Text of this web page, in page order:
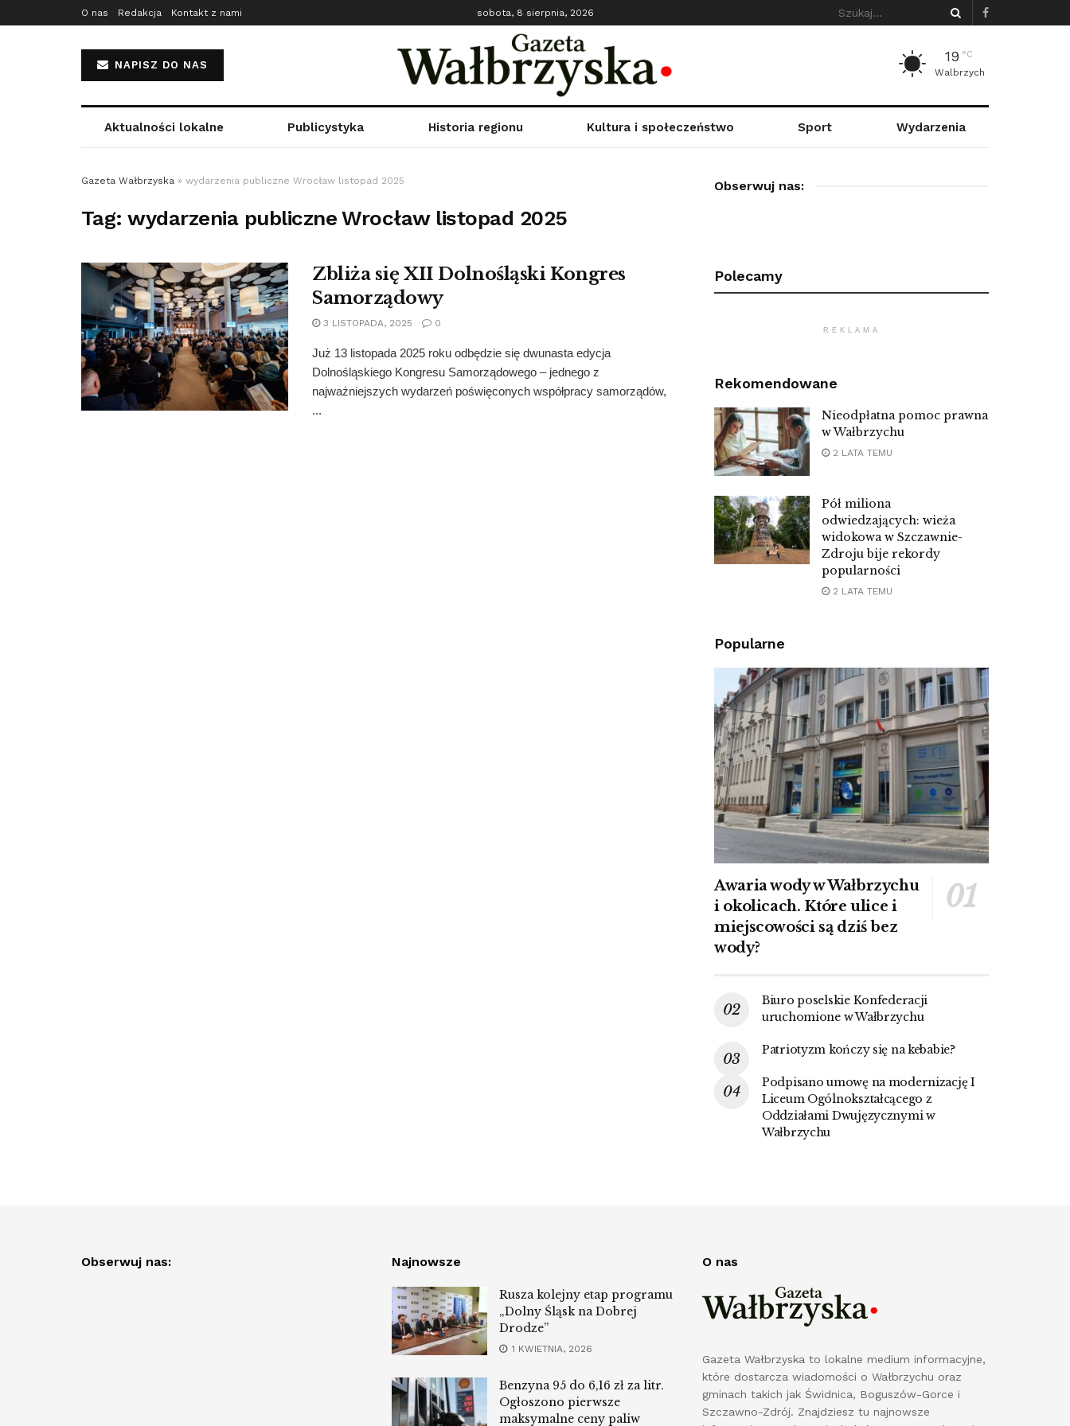
O nas Redakcja Kontakt z nami sobota, 8 sierpnia, 2026
NAPISZ DO NAS
19 °C
Walbrzych
Aktualności lokalne Publicystyka Historia regionu Kultura i społeczeństwo Sport Wydarzenia
Gazeta Wałbrzyska » wydarzenia publiczne Wrocław listopad 2025
Tag:wydarzenia publiczne Wrocław listopad 2025
Zbliża się XII Dolnośląski Kongres
Samorządowy
3 LISTOPADA, 2025 0
Już 13 listopada 2025 roku odbędzie się dwunasta edycja
Dolnośląskiego Kongresu Samorządowego – jednego z
najważniejszych wydarzeń poświęconych współpracy samorządów,
...
Obserwuj nas:
Polecamy
REKLAMA
Rekomendowane
Nieodpłatna pomoc prawna
w Wałbrzychu
2 LATA TEMU
Pół miliona
odwiedzających: wieża
widokowa w Szczawnie-
Zdroju bije rekordy
popularności
2 LATA TEMU
Popularne
Awaria wody w Wałbrzychu
i okolicach. Które ulice i
miejscowości są dziś bez
wody?
Biuro poselskie Konfederacji
uruchomione w Wałbrzychu
Patriotyzm kończy się na kebabie?
Podpisano umowę na modernizację I
Liceum Ogólnokształcącego z
Oddziałami Dwujęzycznymi w
Wałbrzychu
Obserwuj nas: Najnowsze
Rusza kolejny etap programu
„Dolny Śląsk na Dobrej
Drodze”
1 KWIETNIA, 2026
Benzyna 95 do 6,16 zł za litr.
Ogłoszono pierwsze
maksymalne ceny paliw
O nas
Gazeta Wałbrzyska to lokalne medium informacyjne,
które dostarcza wiadomości o Wałbrzychu oraz
gminach takich jak Świdnica, Boguszów-Gorce i
Szczawno-Zdrój. Znajdziesz tu najnowsze